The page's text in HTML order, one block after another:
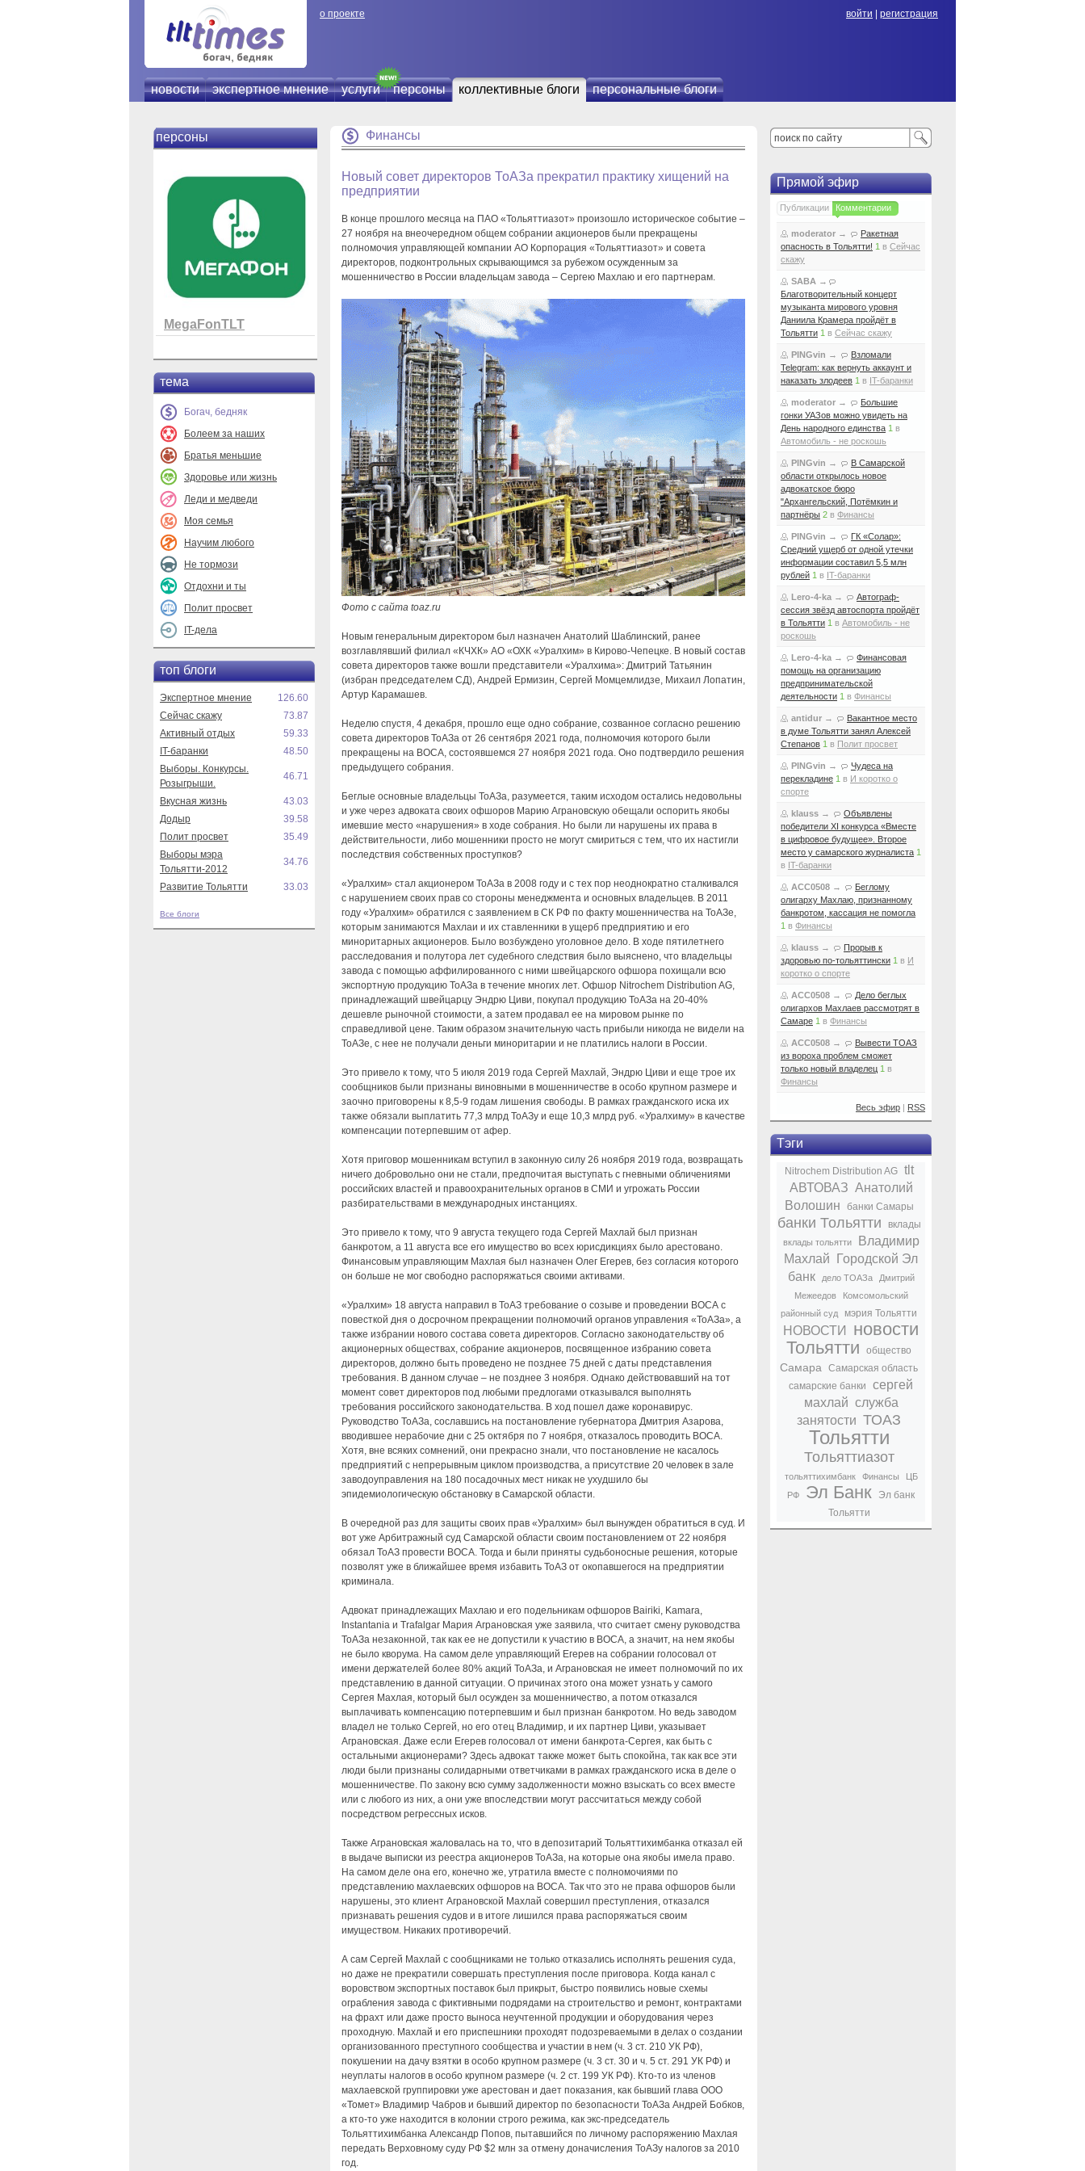
о проекте войти регистрация
новости экспертное мнение услуги персоны коллективные блоги персональные блоги
персоны
MegaFonTLT
тема
Богач, бедняк
Болеем за наших
Братья меньшие
Здоровье или жизнь
Леди и медведи
Моя семья
Научим любого
Не тормози
Отдохни и ты
Полит просвет
IT-дела
топ блоги
Экспертное мнение
126.60
Сейчас скажу
73.87
Активный отдых
59.33
IT-баранки
48.50
Выборы. Конкурсы.
Розыгрыши.
46.71
Вкусная жизнь
43.03
Додыр
39.58
Полит просвет
35.49
Выборы мэра
Тольятти-2012
34.76
Развитие Тольятти 33.03
Все блоги
Финансы
Новый совет директоров ТоАЗа прекратил практику хищений на
предприятии
В конце прошлого месяца на ПАО «Тольяттиазот» произошло историческое событие –
27 ноября на внеочередном общем собрании акционеров были прекращены
полномочия управляющей компании АО Корпорация «Тольяттиазот» и совета
директоров, подконтрольных скрывающимся за рубежом осужденным за
мошенничество в России владельцам завода – Сергею Махлаю и его партнерам.
Фото с сайта toaz.ru
Новым генеральным директором был назначен Анатолий Шаблинский, ранее
возглавлявший филиал «КЧХК» АО «ОХК «Уралхим» в Кирово-Чепецке. В новый состав
совета директоров также вошли представители «Уралхима»: Дмитрий Татьянин
(избран председателем СД), Андрей Ермизин, Сергей Момцемлидзе, Михаил Лопатин,
Артур Карамашев.
Неделю спустя, 4 декабря, прошло еще одно собрание, созванное согласно решению
совета директоров ТоАЗа от 26 сентября 2021 года, полномочия которого были
прекращены на ВОСА, состоявшемся 27 ноября 2021 года. Оно подтвердило решения
предыдущего собрания.
Беглые основные владельцы ТоАЗа, разумеется, таким исходом остались недовольны
и уже через адвоката своих офшоров Марию Аграновскую обещали оспорить якобы
имевшие место «нарушения» в ходе собрания. Но были ли нарушены их права в
действительности, либо мошенники просто не могут смириться с тем, что их настигли
последствия собственных проступков?
«Уралхим» стал акционером ТоАЗа в 2008 году и с тех пор неоднократно сталкивался
с нарушением своих прав со стороны менеджмента и основных владельцев. В 2011
году «Уралхим» обратился с заявлением в СК РФ по факту мошенничества на ТоАЗе,
которым занимаются Махлаи и их ставленники в ущерб предприятию и его
миноритарных акционеров. Было возбуждено уголовное дело. В ходе пятилетнего
расследования и полутора лет судебного следствия было выяснено, что владельцы
завода с помощью аффилированного с ними швейцарского офшора похищали всю
экспортную продукцию ТоАЗа в течение многих лет. Офшор Nitrochem Distribution AG,
принадлежащий швейцарцу Эндрю Циви, покупал продукцию ТоАЗа на 20-40%
дешевле рыночной стоимости, а затем продавал ее на мировом рынке по
справедливой цене. Таким образом значительную часть прибыли никогда не видели на
ТоАЗе, с нее не получали деньги миноритарии и не платились налоги в России.
Это привело к тому, что 5 июля 2019 года Сергей Махлай, Эндрю Циви и еще трое их
сообщников были признаны виновными в мошенничестве в особо крупном размере и
заочно приговорены к 8,5-9 годам лишения свободы. В рамках гражданского иска их
также обязали выплатить 77,3 млрд ТоАЗу и еще 10,3 млрд руб. «Уралхиму» в качестве
компенсации потерпевшим от афер.
Хотя приговор мошенникам вступил в законную силу 26 ноября 2019 года, возвращать
ничего добровольно они не стали, предпочитая выступать с гневными обличениями
российских властей и правоохранительных органов в СМИ и угрожать России
разбирательствами в международных инстанциях.
Это привело к тому, что 9 августа текущего года Сергей Махлай был признан
банкротом, а 11 августа все его имущество во всех юрисдикциях было арестовано.
Финансовым управляющим Махлая был назначен Олег Егерев, без согласия которого
он больше не мог свободно распоряжаться своими активами.
«Уралхим» 18 августа направил в ТоАЗ требование о созыве и проведении ВОСА с
повесткой дня о досрочном прекращении полномочий органов управления «ТоАЗа», а
также избрании нового состава совета директоров. Согласно законодательству об
акционерных обществах, собрание акционеров, посвященное избранию совета
директоров, должно быть проведено не позднее 75 дней с даты представления
требования. В данном случае – не позднее 3 ноября. Однако действовавший на тот
момент совет директоров под любыми предлогами отказывался выполнять
требования российского законодательства. В ход пошел даже коронавирус.
Руководство ТоАЗа, сославшись на постановление губернатора Дмитрия Азарова,
вводившее нерабочие дни с 25 октября по 7 ноября, отказалось проводить ВОСА.
Хотя, вне всяких сомнений, они прекрасно знали, что постановление не касалось
предприятий с непрерывным циклом производства, а присутствие 20 человек в зале
заводоуправления на 180 посадочных мест никак не ухудшило бы
эпидемиологическую обстановку в Самарской области.
В очередной раз для защиты своих прав «Уралхим» был вынужден обратиться в суд. И
вот уже Арбитражный суд Самарской области своим постановлением от 22 ноября
обязал ТоАЗ провести ВОСА. Тогда и были приняты судьбоносные решения, которые
позволят уже в ближайшее время избавить ТоАЗ от окопавшегося на предприятии
криминала.
Адвокат принадлежащих Махлаю и его подельникам офшоров Bairiki, Kamara,
Instantania и Trafalgar Мария Аграновская уже заявила, что считает смену руководства
ТоАЗа незаконной, так как ее не допустили к участию в ВОСА, а значит, на нем якобы
не было кворума. На самом деле управляющий Егерев на собрании голосовал от
имени держателей более 80% акций ТоАЗа, и Аграновская не имеет полномочий по их
представлению в данной ситуации. О причинах этого она может узнать у самого
Сергея Махлая, который был осужден за мошенничество, а потом отказался
выплачивать компенсацию потерпевшим и был признан банкротом. Но ведь заводом
владел не только Сергей, но его отец Владимир, и их партнер Циви, указывает
Аграновская. Даже если Егерев голосовал от имени банкрота-Сергея, как быть с
остальными акционерами? Здесь адвокат также может быть спокойна, так как все эти
люди были признаны солидарными ответчиками в рамках гражданского иска в деле о
мошенничестве. По закону всю сумму задолженности можно взыскать со всех вместе
или с любого из них, а они уже впоследствии могут рассчитаться между собой
посредством регрессных исков.
Также Аграновская жаловалась на то, что в депозитарий Тольяттихимбанка отказал ей
в выдаче выписки из реестра акционеров ТоАЗа, на которые она якобы имела право.
На самом деле она его, конечно же, утратила вместе с полномочиями по
представлению махлаевских офшоров на ВОСА. Так что это не права офшоров были
нарушены, это клиент Аграновской Махлай совершил преступления, отказался
признавать решения судов и в итоге лишился права распоряжаться своим
имуществом. Никаких противоречий.
А сам Сергей Махлай с сообщниками не только отказались исполнять решения суда,
но даже не прекратили совершать преступления после приговора. Когда канал с
воровством экспортных поставок был прикрыт, быстро появились новые схемы
ограбления завода с фиктивными подрядами на строительство и ремонт, контрактами
на фрахт или даже просто выноса неучтенной продукции и оборудования через
проходную. Махлай и его приспешники проходят подозреваемыми в делах о создании
организованного преступного сообщества и участии в нем (ч. 3 ст. 210 УК РФ),
покушении на дачу взятки в особо крупном размере (ч. 3 ст. 30 и ч. 5 ст. 291 УК РФ) и
неуплаты налогов в особо крупном размере (ч. 2 ст. 199 УК РФ). Кто-то из членов
махлаевской группировки уже арестован и дает показания, как бывший глава ООО
«Томет» Владимир Чабров и бывший директор по безопасности ТоАЗа Андрей Бобков,
а кто-то уже находится в колонии строго режима, как экс-председатель
Тольяттихимбанка Александр Попов, пытавшийся по личному распоряжению Махлая
передать Верховному суду РФ $2 млн за отмену доначисления ТоАЗу налогов за 2010
год.
Прямой эфир
Публикации Комментарии
moderator →
Ракетная
опасность в Тольятти! 1 в Сейчас
скажу
SABA →
Благотворительный концерт
музыканта мирового уровня
Даниила Крамера пройдёт в
Тольятти 1 в Сейчас скажу
PINGvin →
Взломали
Telegram: как вернуть аккаунт и
наказать злодеев 1 в IT-баранки
moderator →
Большие
гонки УАЗов можно увидеть на
День народного единства 1 в
Автомобиль - не роскошь
PINGvin →
В Самарской
области открылось новое
адвокатское бюро
"Архангельский, Потёмкин и
партнёры 2 в Финансы
PINGvin →
ГК «Солар»:
Средний ущерб от одной утечки
информации составил 5,5 млн
рублей 1 в IT-баранки
Lero-4-ka →
Автограф-
сессия звёзд автоспорта пройдёт
в Тольятти 1 в Автомобиль - не
роскошь
Lero-4-ka →
Финансовая
помощь на организацию
предпринимательской
деятельности 1 в Финансы
antidur →
Вакантное место
в думе Тольятти занял Алексей
Степанов 1 в Полит просвет
PINGvin →
Чудеса на
перекладине 1 в И коротко о
спорте
klauss →
Объявлены
победители XI конкурса «Вместе
в цифровое будущее». Второе
место у самарского журналиста 1
в IT-баранки
ACC0508 →
Беглому
олигарху Махлаю, признанному
банкротом, кассация не помогла
1 в Финансы
klauss →
Прорыв к
здоровью по-тольяттински 1 в И
коротко о спорте
ACC0508 →
Дело беглых
олигархов Махлаев рассмотрят в
Самаре 1 в Финансы
ACC0508 →
Вывести ТОАЗ
из вороха проблем сможет
только новый владелец 1 в
Финансы
Весь эфир | RSS
Тэги
Nitrochem Distribution AG
tlt
АВТОВАЗ Анатолий
Волошин
банки Самары
банки Тольятти вклады
вклады тольятти
Владимир
Махлай
Городской Эл
банк
дело ТОАЗа
Дмитрий
Межеедов
Комсомольский
районный суд
мэрия Тольятти
НОВОСТИ
новости
Тольятти
общество
Самара
Самарская область
самарские банки
сергей
махлай служба
занятости ТОАЗ
Тольятти
Тольяттиазот
тольяттихимбанк Финансы
ЦБ
РФ
Эл Банк
Эл банк
Тольятти